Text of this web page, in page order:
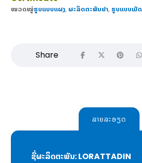
ໝວດໝູ່ຮູບແບບແຜງ, ​ຜະລິດຕະພັນຢາ, ຮູບແບບເມັດ
ລາຍລະອຽດ
ຊື່ຜະລິດຕະພັນ: LORATTADIN